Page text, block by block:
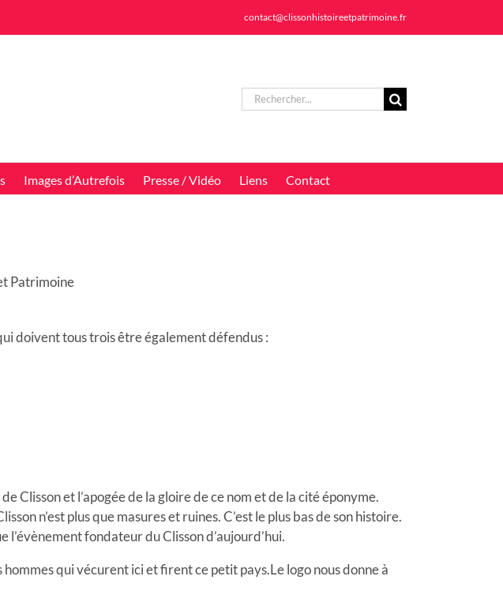
contact@clissonhistoireetpatrimoine.fr
Rechercher:
Images d’Autrefois Presse / Vidéo Liens Contact
Patrimoine
doivent tous trois être également défendus :
Clisson et l’apogée de la gloire de ce nom et de la cité éponyme.
n’est plus que masures et ruines. C’est le plus bas de son histoire.
fondateur du Clisson d’aujourd’hui.
qui vécurent ici et firent ce petit pays.Le logo nous donne à